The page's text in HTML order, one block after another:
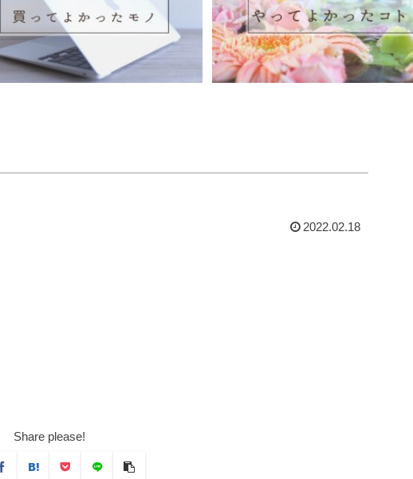
2022.02.18
Share please!